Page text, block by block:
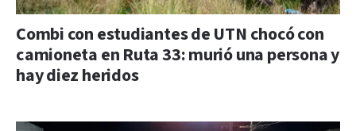
Combi con estudiantes de UTN chocó con
camioneta en Ruta 33: murió una persona y
hay diez heridos